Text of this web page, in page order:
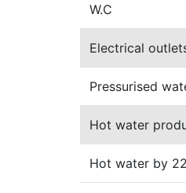
W.C
Electrical
Pressurised
Hot water
Hot water by